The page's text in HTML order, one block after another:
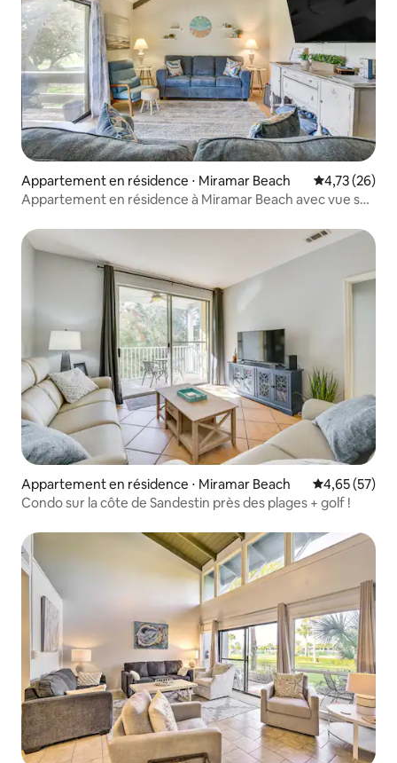
Appartement en résidence ⋅ Miramar Beach Évaluation
4,73 (26)
Appartement en résidence à Miramar Beach avec vue sur
Appartement en résidence ⋅ Miramar Beach Évaluation
4,65 (57)
Condo sur la côte de Sandestin près des plages + golf !